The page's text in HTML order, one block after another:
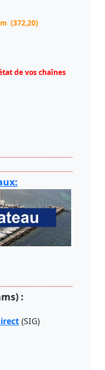
(372,20)
de vos chaînes
:
(SIG)